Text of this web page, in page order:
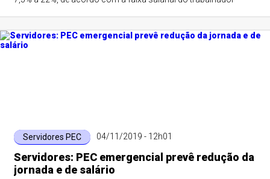
Servidores PEC 04/11/2019 - 12h01
Servidores: PEC emergencial prevê redução da
jornada e de salário